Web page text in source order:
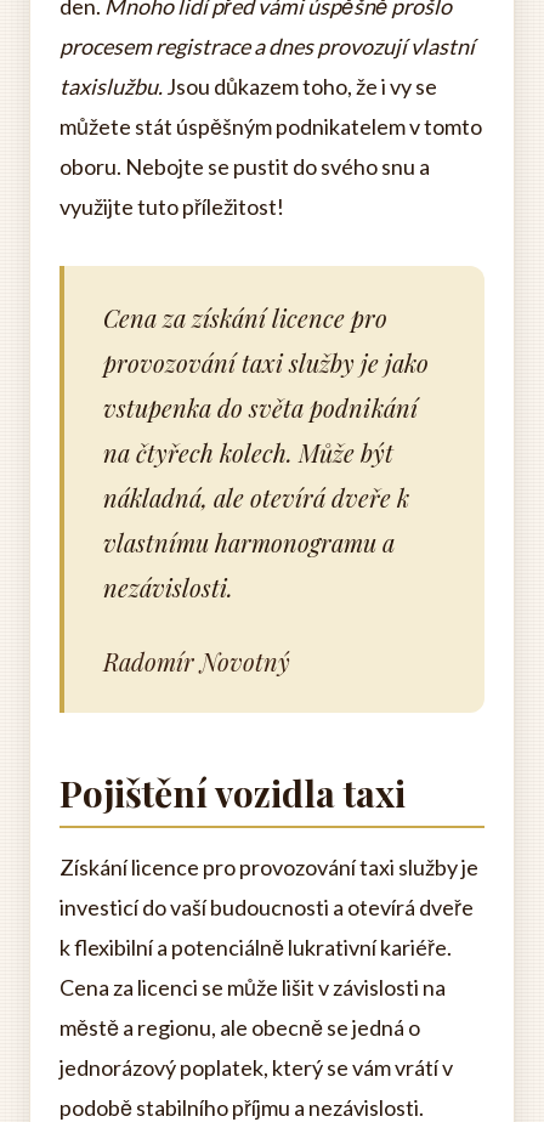
den. Mnoho lidí před vámi úspěšně prošlo
procesem registrace a dnes provozují vlastní
taxislužbu.Jsou důkazem toho, že i vy se
můžete stát úspěšným podnikatelem v tomto
oboru. Nebojte se pustit do svého snu a
využijte tuto příležitost!
Cena za získání licence pro
provozování taxi služby je jako
vstupenka do světa podnikání
na čtyřech kolech. Může být
nákladná, ale otevírá dveře k
vlastnímu harmonogramu a
nezávislosti.
Radomír Novotný
Pojištění vozidla taxi
Získání licence pro provozování taxi služby je
investicí do vaší budoucnosti a otevírá dveře
k flexibilní a potenciálně lukrativní kariéře.
Cena za licenci se může lišit v závislosti na
městě a regionu, ale obecně se jedná o
jednorázový poplatek, který se vám vrátí v
podobě stabilního příjmu a nezávislosti.